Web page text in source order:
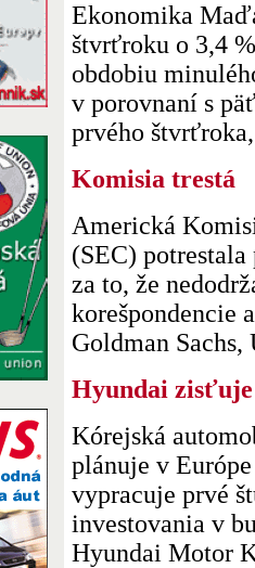
Ekonomika
štvrťroku o 3,4
obdobiu
v porovnaní s
prvého
Komisia trestá
Americká
(SEC)
za to, že
korešpondencie
Goldman Sachs,
Hyundai zisťuje
Kórejská
plánuje v
vypracuje prvé
investovania v
Hyundai Motor